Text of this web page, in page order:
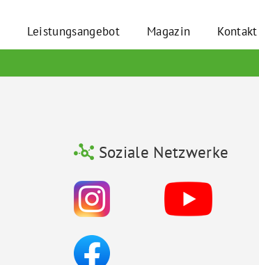
Leistungsangebot Magazin Kontakt
Soziale Netzwerke